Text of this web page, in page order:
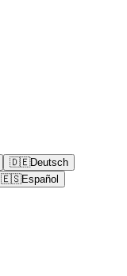
🇩🇪Deutsch
🇪🇸Español